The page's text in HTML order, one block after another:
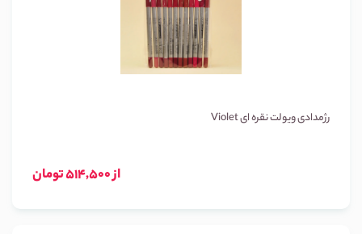
رژمدادی ویولت نقره ای Violet
از 514,500 تومان